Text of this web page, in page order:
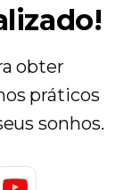
obter
práticos
sonhos.